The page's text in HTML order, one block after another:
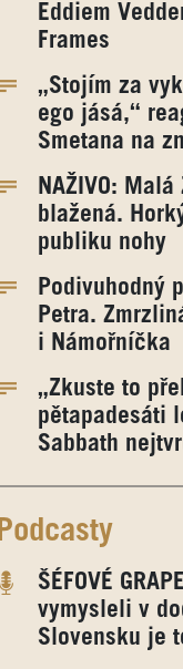
Eddiem
Frames
„Stojím za
ego jásá,“
Smetana na
NAŽIVO:
blažená.
publiku nohy
Podivuhodný
Petra.
i Námořníčka
„Zkuste to
pětapadesáti
Sabbath
Podcasty
ŠÉFOVÉ
vymysleli v
Slovensku je